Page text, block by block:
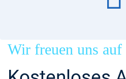
Wir freuen uns